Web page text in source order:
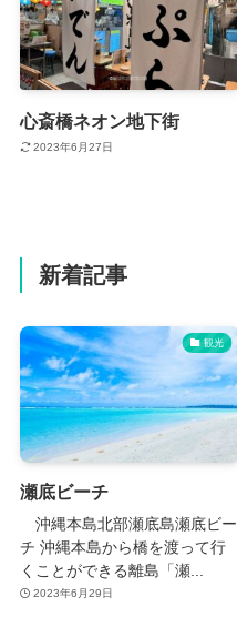
心斎橋ネオン地下街
2023年6月27日
新着記事
観光
瀬底ビーチ
沖縄本島北部瀬底島瀬底ビー
チ 沖縄本島から橋を渡って行
くことができる離島「瀬...
2023年6月29日